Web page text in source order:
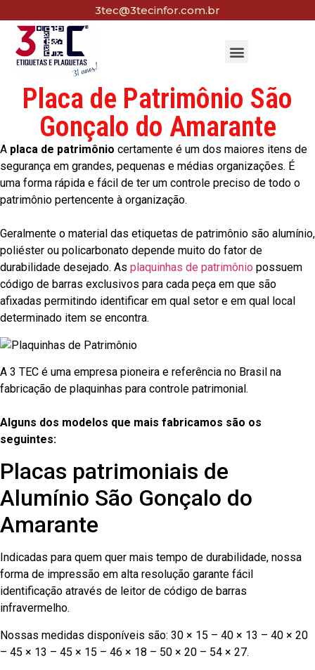
3tec@3tecinfor.com.br
Placa de Patrimônio São
Gonçalo do Amarante
A placa de patrimônio certamente é um dos maiores itens de
segurança em grandes, pequenas e médias organizações. É
uma forma rápida e fácil de ter um controle preciso de todo o
patrimônio pertencente à organização.
Geralmente o material das etiquetas de patrimônio são alumínio,
poliéster ou policarbonato depende muito do fator de
durabilidade desejado. As plaquinhas de patrimônio possuem
código de barras exclusivos para cada peça em que são
afixadas permitindo identificar em qual setor e em qual local
determinado item se encontra.
A 3 TEC é uma empresa pioneira e referência no Brasil na
fabricação de plaquinhas para controle patrimonial.
Alguns dos modelos que mais fabricamos são os
seguintes:
Placas patrimoniais de
Alumínio São Gonçalo do
Amarante
Indicadas para quem quer mais tempo de durabilidade, nossa
forma de impressão em alta resolução garante fácil
identificação através de leitor de código de barras
infravermelho.
Nossas medidas disponíveis são: 30 × 15 – 40 × 13 – 40 × 20
– 45 × 13 – 45 × 15 – 46 × 18 – 50 × 20 – 54 × 27.